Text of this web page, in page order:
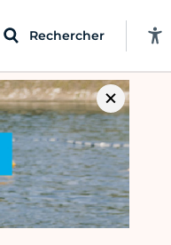
Rechercher